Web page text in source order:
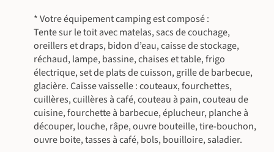
* Votre équipement camping est composé :
Tente sur le toit avec matelas, sacs de couchage,
oreillers et draps, bidon d’eau, caisse de stockage,
réchaud, lampe, bassine, chaises et table, frigo
électrique, set de plats de cuisson, grille de barbecue,
glacière. Caisse vaisselle : couteaux, fourchettes,
cuillères, cuillères à café, couteau à pain, couteau de
cuisine, fourchette à barbecue, éplucheur, planche à
découper, louche, râpe, ouvre bouteille, tire-bouchon,
ouvre boite, tasses à café, bols, bouilloire, saladier.